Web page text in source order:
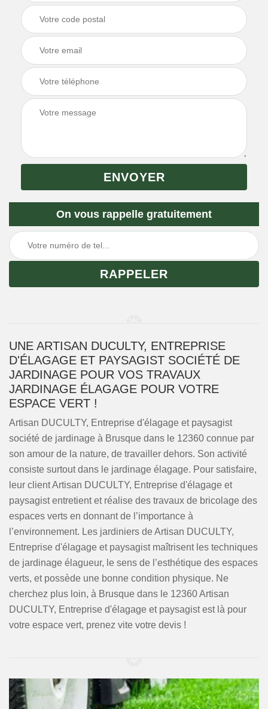
On vous rappelle gratuitement
UNE ARTISAN DUCULTY, ENTREPRISE
D'ÉLAGAGE ET PAYSAGIST SOCIÉTÉ DE
JARDINAGE POUR VOS TRAVAUX
JARDINAGE ÉLAGAGE POUR VOTRE
ESPACE VERT !
Artisan DUCULTY, Entreprise d'élagage et paysagist
société de jardinage à Brusque dans le 12360 connue par
son amour de la nature, de travailler dehors. Son activité
consiste surtout dans le jardinage élagage. Pour satisfaire,
leur client Artisan DUCULTY, Entreprise d'élagage et
paysagist entretient et réalise des travaux de bricolage des
espaces verts en donnant de l’importance à
l’environnement. Les jardiniers de Artisan DUCULTY,
Entreprise d'élagage et paysagist maîtrisent les techniques
de jardinage élagueur, le sens de l’esthétique des espaces
verts, et possède une bonne condition physique. Ne
cherchez plus loin, à Brusque dans le 12360 Artisan
DUCULTY, Entreprise d'élagage et paysagist est là pour
votre espace vert, prenez vite votre devis !